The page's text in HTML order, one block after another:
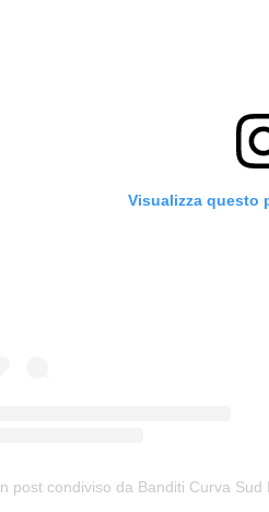
Visualizza questo
post condiviso da Banditi Curva